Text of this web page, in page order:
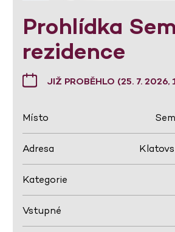
Prohlídka
rezidence
JIŽ PROBĚHLO (25. 7. 2026,
Místo
Adresa
Kategorie
Vstupné